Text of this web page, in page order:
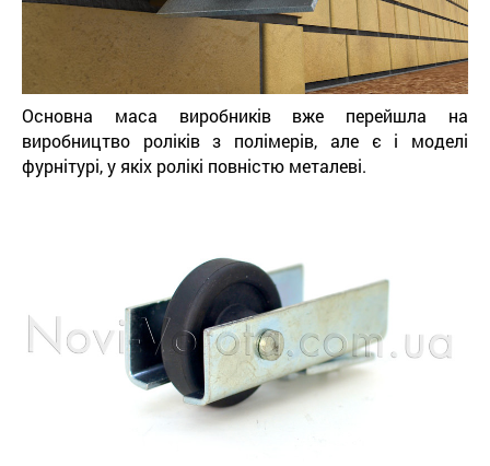
Основна маса виробників вже перейшла на
виробництво роліків з полімерів, але є і моделі
фурнітурі, у якіх ролікі повністю металеві.